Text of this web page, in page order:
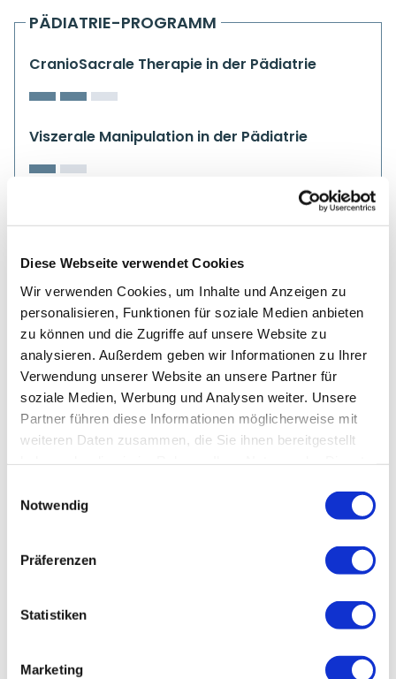
Diese Webseite verwendet Cookies
Wir verwenden Cookies, um Inhalte und Anzeigen zu
personalisieren, Funktionen für soziale Medien anbieten
zu können und die Zugriffe auf unsere Website zu
analysieren. Außerdem geben wir Informationen zu Ihrer
Verwendung unserer Website an unsere Partner für
soziale Medien, Werbung und Analysen weiter. Unsere
Partner führen diese Informationen möglicherweise mit
weiteren Daten zusammen, die Sie ihnen bereitgestellt
Notwendig
Präferenzen
Statistiken
Marketing
PÄDIATRIE-PROGRAMM
CranioSacrale Therapie in der Pädiatrie
Viszerale Manipulation in der Pädiatrie